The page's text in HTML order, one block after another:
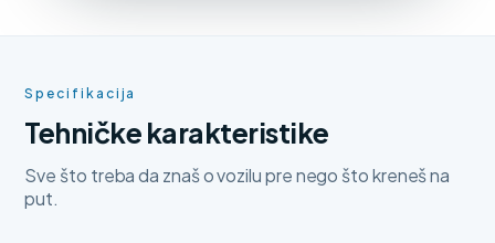
Specifikacija
Tehničke karakteristike
Sve što treba da znaš o vozilu pre nego što kreneš na
put.